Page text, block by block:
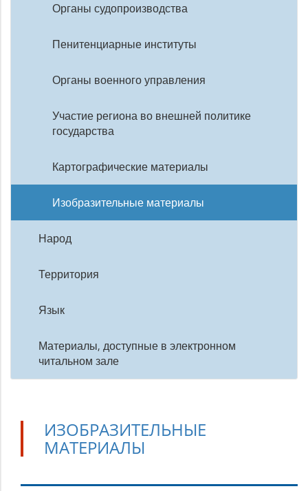
Органы судопроизводства
Пенитенциарные институты
Органы военного управления
Участие региона во внешней политике
государства
Картографические материалы
Изобразительные материалы
Народ
Территория
Язык
Материалы, доступные в электронном
читальном зале
ИЗОБРАЗИТЕЛЬНЫЕ
МАТЕРИАЛЫ